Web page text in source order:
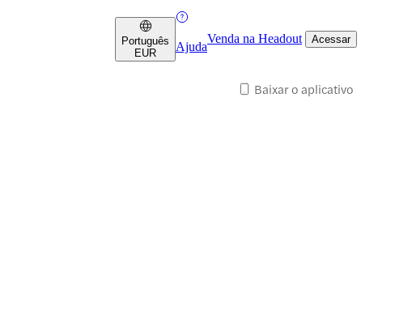
Português
EUR
Ajuda
Venda na Headout Acessar
Baixar o aplicativo